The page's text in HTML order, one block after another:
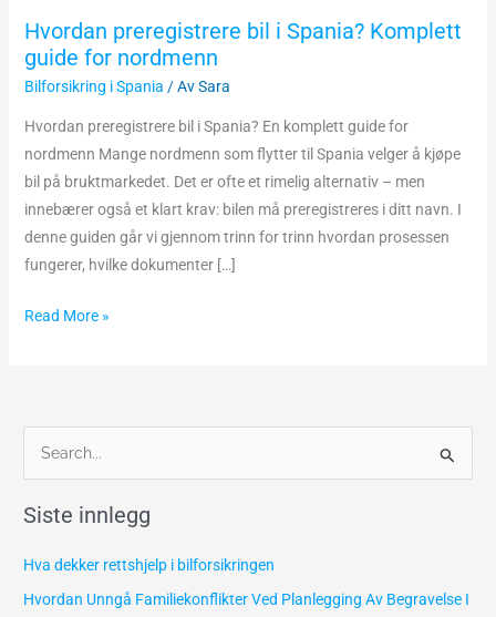
Hvordan preregistrere bil i Spania? Komplett
guide for nordmenn
Bilforsikring i Spania / Av Sara
Hvordan preregistrere bil i Spania? En komplett guide for
nordmenn Mange nordmenn som flytter til Spania velger å kjøpe
bil på bruktmarkedet. Det er ofte et rimelig alternativ – men
innebærer også et klart krav: bilen må preregistreres i ditt navn. I
denne guiden går vi gjennom trinn for trinn hvordan prosessen
fungerer, hvilke dokumenter […]
Read More »
k
t
Siste innlegg
Hva dekker rettshjelp i bilforsikringen
Hvordan Unngå Familiekonflikter Ved Planlegging Av Begravelse I